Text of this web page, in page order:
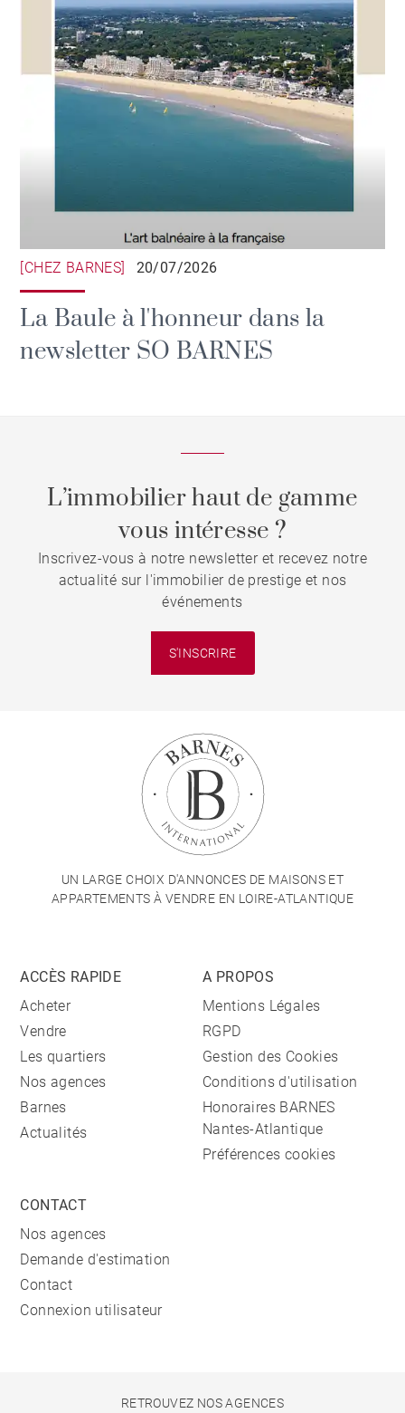
[CHEZ BARNES] 20/07/2026
La Baule à l'honneur dans la
newsletter SO BARNES
L’immobilier haut de gamme
vous intéresse ?
Inscrivez-vous à notre newsletter et recevez notre
actualité sur l'immobilier de prestige et nos
événements
S'INSCRIRE
UN LARGE CHOIX D'ANNONCES DE MAISONS ET
APPARTEMENTS À VENDRE EN LOIRE-ATLANTIQUE
ACCÈS RAPIDE
Acheter
Vendre
Les quartiers
Nos agences
Barnes
Actualités
A PROPOS
Mentions Légales
RGPD
Gestion des Cookies
Conditions d'utilisation
Honoraires BARNES
Nantes-Atlantique
Préférences cookies
CONTACT
Nos agences
Demande d'estimation
Contact
Connexion utilisateur
RETROUVEZ NOS AGENCES